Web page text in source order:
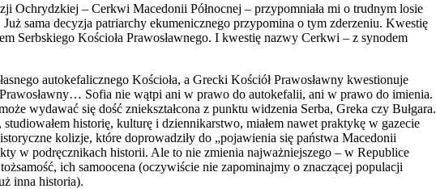
Ochrydzkiej – Cerkwi Macedonii Północnej – przypomniała mi o trudnym losie
sama decyzja patriarchy ekumenicznego przypomina o tym zderzeniu. Kwestię
Serbskiego Kościoła Prawosławnego. I kwestię nazwy Cerkwi – z synodem
autokefalicznego Kościoła, a Grecki Kościół Prawosławny kwestionuje
Sofia nie wątpi ani w prawo do autokefalii, ani w prawo do imienia.
wydawać się dość zniekształcona z punktu widzenia Serba, Greka czy Bułgara.
historię, kulturę i dziennikarstwo, miałem nawet praktykę w gazecie
kolizje, które doprowadziły do „pojawienia się państwa Macedonii
w podręcznikach historii. Ale to nie zmienia najważniejszego – w Republice
ich samoocena (oczywiście nie zapominajmy o znaczącej populacji
inna historia).